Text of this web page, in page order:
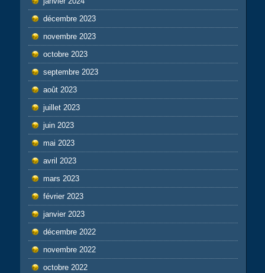
décembre 2023
novembre 2023
octobre 2023
septembre 2023
août 2023
juillet 2023
juin 2023
mai 2023
avril 2023
mars 2023
février 2023
janvier 2023
décembre 2022
novembre 2022
octobre 2022